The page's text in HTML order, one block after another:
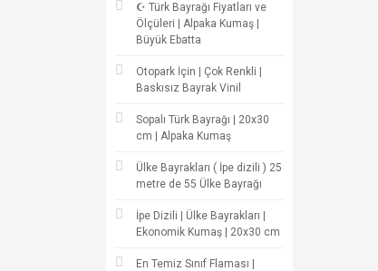
☪ Türk Bayrağı Fiyatları ve
Ölçüleri | Alpaka Kumaş |
Büyük Ebatta
Otopark İçin | Çok Renkli |
Baskısız Bayrak Vinil
Sopalı Türk Bayrağı | 20x30
cm | Alpaka Kumaş
Ülke Bayrakları ( İpe dizili ) 25
metre de 55 Ülke Bayrağı
İpe Dizili | Ülke Bayrakları |
Ekonomik Kumaş | 20x30 cm
En Temiz Sınıf Flaması |